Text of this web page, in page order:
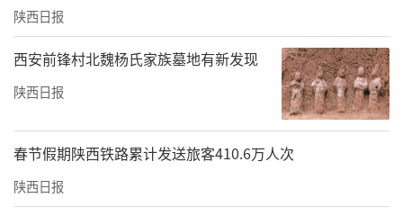
陕西日报
西安前锋村北魏杨氏家族墓地有新发现
陕西日报
春节假期陕西铁路累计发送旅客410.6万人次
陕西日报